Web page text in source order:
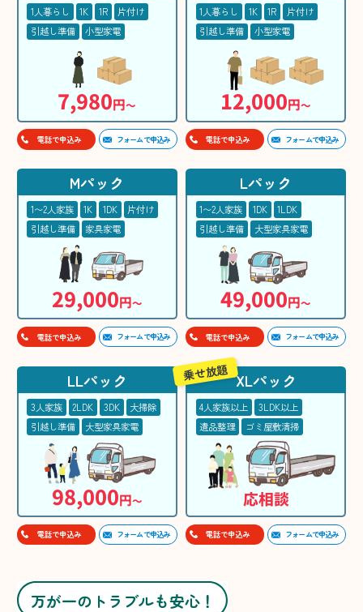
1人暮らし 1K 1R
片付け
引越し準備
小型家電
7,980円〜
電話で申込み フォームで申込み
1人暮らし 1K 1R
片付け
引越し準備
小型家電
12,000円〜
電話で申込み フォームで申込み
Mパック
1〜2人家族 1K 1DK
片付け
引越し準備
家具家電
29,000円〜
電話で申込み フォームで申込み
Lパック
1〜2人家族 1DK
1LDK
引越し準備
大型家具家電
49,000円〜
電話で申込み フォームで申込み
LLパック
3人家族 2LDK 3DK
大掃除
引越し準備
大型家具家電
98,000円〜
電話で申込み フォームで申込み
XLパック
4人家族以上
3LDK以上
遺品整理
ゴミ屋敷清掃
応相談
乗せ放題
電話で申込み フォームで申込み
万が一のトラブルも安心！